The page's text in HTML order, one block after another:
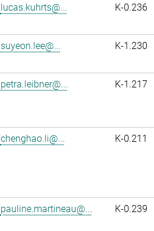
lucas.kuhrts@... K-0.236
suyeon.lee@... K-1.230
petra.leibner@... K-1.217
chenghao.li@... K-0.211
pauline.martineau@... K-0.239